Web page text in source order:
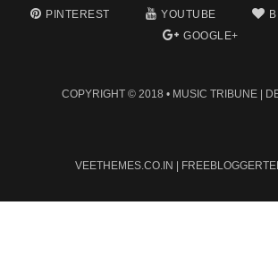
PINTEREST
YOUTUBE
GOOGLE+
COPYRIGHT © 2018 • MUSIC TRIBUNE |
VEETHEMES.CO.IN |